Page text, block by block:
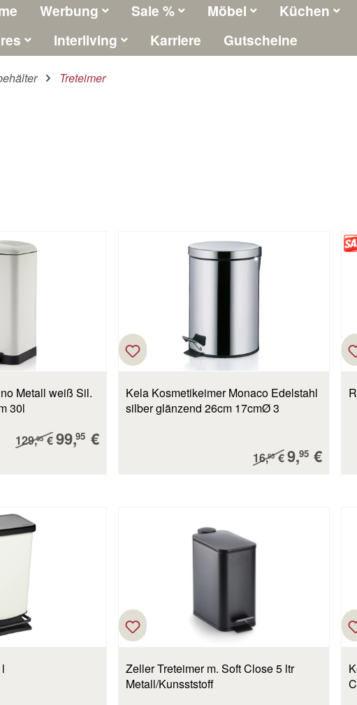
Werbung Sale % Möbel
Küchen
Interliving Karriere Gutscheine
Treteimer
Metall weiß Sil.
30l
Regulärer Preis:
129,95€Verkaufspreis:
99,95 €
Kela Kosmetikeimer Monaco Edelstahl
silber glänzend 26cm 17cmØ 3
Regulärer Preis:
16,95€9,95 €
l
Zeller Treteimer m. Soft Close 5 ltr
Metall/Kunsststoff